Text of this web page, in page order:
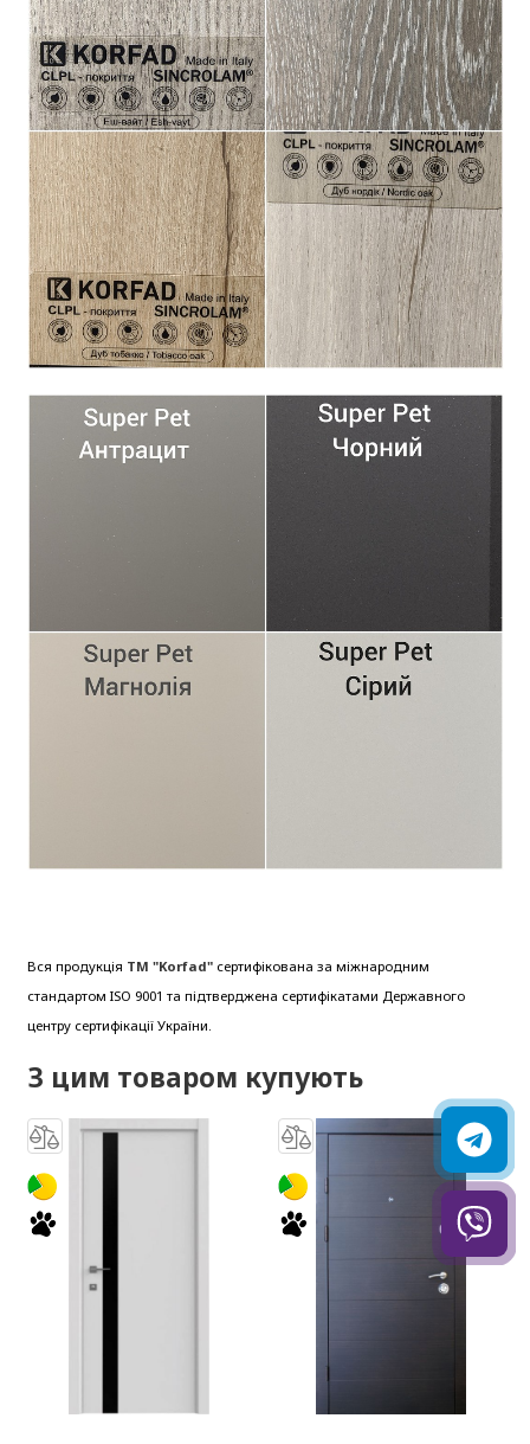
Вся продукція ТМ "Korfad"сертифікована за міжнародним
стандартом ISO 9001 та підтверджена сертифікатами Державного
центру сертифікації України.
З цим товаром купують